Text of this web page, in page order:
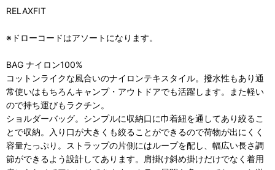
RELAXFIT
※ドローコードはアソートになります。
BAG ナイロン100%
コットンライクな風合いのナイロンテキスタイル。撥水性もあり通
常使いはもちろんキャンプ・アウトドアでも活躍します。また軽い
ので持ち運びもラクチン。
ショルダーバッグ。シンプルに収納口に巾着紐を通してあり絞るこ
とで収納。入り口が大きくも絞ることができるので荷物が出にくく
容量たっぷり。ストラップの片側にはループを配し、幅広い長さ調
節ができるよう設計してあります。肩掛け斜め掛けだけでなく着用